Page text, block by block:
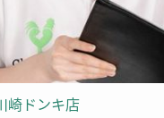
崎ドンキ店